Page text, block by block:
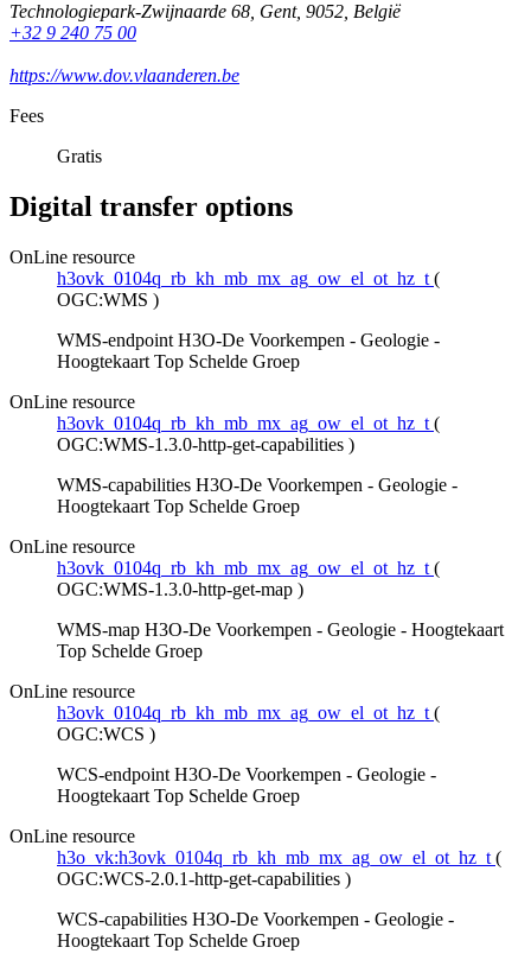
Technologiepark-Zwijnaarde 68, Gent, 9052, België
+32 9 240 75 00
https://www.dov.vlaanderen.be
Fees
Gratis
Digital transfer options
OnLine resource
h3ovk_0104q_rb_kh_mb_mx_ag_ow_el_ot_hz_t (
OGC:WMS )
WMS-endpoint H3O-De Voorkempen - Geologie -
Hoogtekaart Top Schelde Groep
OnLine resource
h3ovk_0104q_rb_kh_mb_mx_ag_ow_el_ot_hz_t (
OGC:WMS-1.3.0-http-get-capabilities )
WMS-capabilities H3O-De Voorkempen - Geologie -
Hoogtekaart Top Schelde Groep
OnLine resource
h3ovk_0104q_rb_kh_mb_mx_ag_ow_el_ot_hz_t (
OGC:WMS-1.3.0-http-get-map )
WMS-map H3O-De Voorkempen - Geologie - Hoogtekaart
Top Schelde Groep
OnLine resource
h3ovk_0104q_rb_kh_mb_mx_ag_ow_el_ot_hz_t (
OGC:WCS )
WCS-endpoint H3O-De Voorkempen - Geologie -
Hoogtekaart Top Schelde Groep
OnLine resource
h3o_vk:h3ovk_0104q_rb_kh_mb_mx_ag_ow_el_ot_hz_t (
OGC:WCS-2.0.1-http-get-capabilities )
WCS-capabilities H3O-De Voorkempen - Geologie -
Hoogtekaart Top Schelde Groep